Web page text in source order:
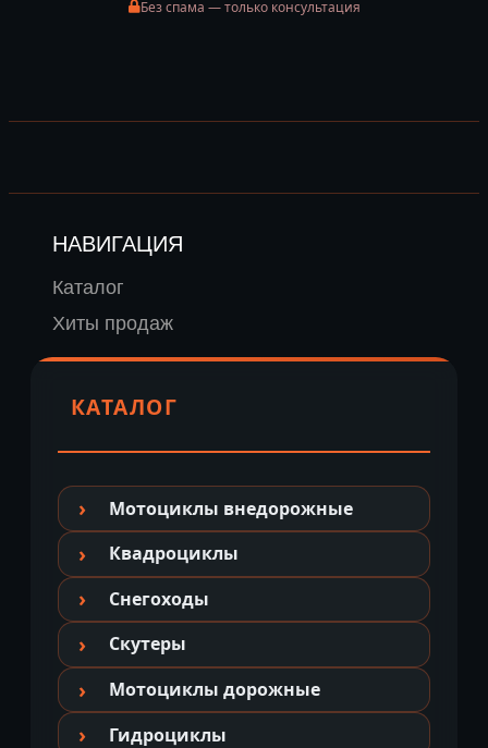
Без спама — только консультация
НАВИГАЦИЯ
Каталог
Хиты продаж
КАТАЛОГ
Мотоциклы внедорожные
Квадроциклы
Снегоходы
Скутеры
Мотоциклы дорожные
Гидроциклы